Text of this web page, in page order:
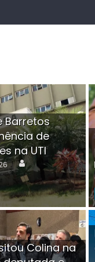
Av. Ângelo
criminoso
Barretos
de
na UTI
Author
Colina na